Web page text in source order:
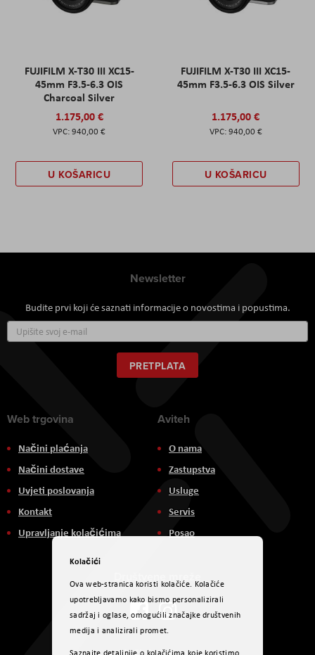
FUJIFILM X-T30 III XC15-
45mm F3.5-6.3 OIS
Charcoal Silver
1.175,00 €
940,00 €
U KOŠARICU
FUJIFILM X-T30 III XC15-
45mm F3.5-6.3 OIS Silver
1.175,00 €
940,00 €
U KOŠARICU
Newsletter
Budite prvi koji će saznati informacije o novostima i popustima.
se
za
naš
newsletter:
PRETPLATA
Web trgovina
Načini plaćanja
Načini dostave
Uvjeti poslovanja
Kontakt
Upravljanje kolačićima
Aviteh
O nama
Zastupstva
Usluge
Servis
Posao
Društvene mreže
Kolačići
Ova web-stranica koristi kolačiće. Kolačiće
upotrebljavamo kako bismo personalizirali
sadržaj i oglase, omogućili značajke društvenih
medija i analizirali promet.